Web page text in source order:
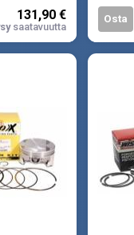
131,90 €
saatavuutta
Osta